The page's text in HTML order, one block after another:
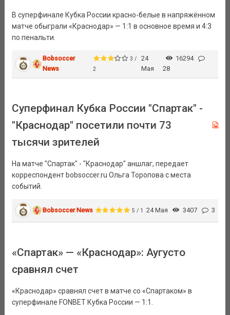
В суперфинале Кубка России красно-белые в напряжённом
матче обыграли «Краснодар» — 1:1 в основное время и 4:3
по пенальти.
Bobsoccer
News
3 /
2
24
Мая
16294
28
Суперфинал Кубка России "Спартак" -
"Краснодар" посетили почти 73
тысячи зрителей
На матче "Спартак" - "Краснодар" аншлаг, передает
корреспондент bobsoccer.ru Ольга Торопова с места
событий.
Bobsoccer News 5 / 1 24 Мая 3407 3
«Спартак» — «Краснодар»: Аугусто
сравнял счет
«Краснодар» сравнял счет в матче со «Спартаком» в
суперфинале FONBET Кубка России — 1:1.